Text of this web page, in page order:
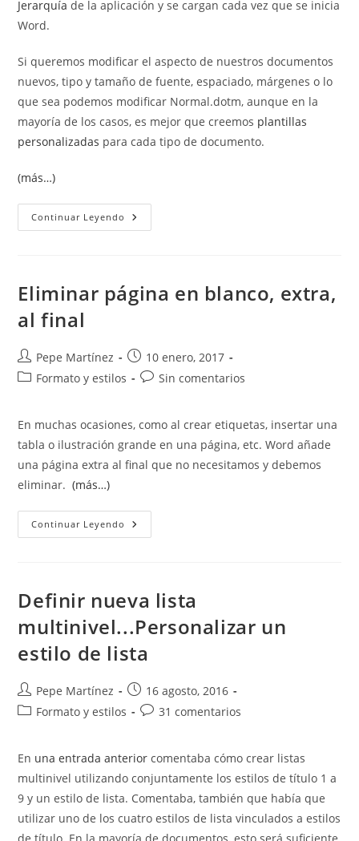
Jerarquía de la aplicación y se cargan cada vez que se inicia
Word.
Si queremos modificar el aspecto de nuestros documentos
nuevos, tipo y tamaño de fuente, espaciado, márgenes o lo
que sea podemos modificar Normal.dotm, aunque en la
mayoría de los casos, es mejor que creemos plantillas
personalizadas para cada tipo de documento.
(más…)
Continuar Leyendo Restaurar
La
Eliminar página en blanco, extra,
al final
Autor
de
Pepe Martínez
Publicación
de
10 enero, 2017
Categoría
entrada:
Formato y estilos
Comentarios
entrada:
Sin comentarios
En muchas ocasiones, como al crear etiquetas, insertar una
tabla o ilustración grande en una página, etc. Word añade
una página extra al final que no necesitamos y debemos
eliminar.(más…)
Continuar Leyendo Eliminar
Página
Definir nueva lista
multinivel...Personalizar un
estilo de lista
Autor
de
Pepe Martínez
Publicación
de
16 agosto, 2016
Categoría
entrada:
Formato y estilos
Comentarios
entrada:
31 comentarios
En una entrada anterior comentaba cómo crear listas
multinivel utilizando conjuntamente los estilos de título 1 a
9 y un estilo de lista. Comentaba, también que había que
utilizar uno de los cuatro estilos de lista vinculados a estilos